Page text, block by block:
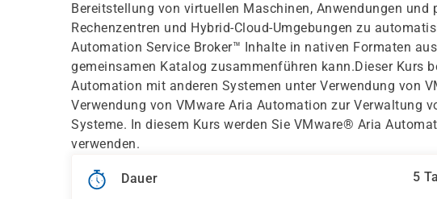
Bereitstellung von virtuellen Maschinen, Anwendungen und
Rechenzentren und Hybrid-Cloud-Umgebungen zu
Automation Service Broker™ Inhalte in nativen Formaten
gemeinsamen Katalog zusammenführen kann.Dieser Kurs
Automation mit anderen Systemen unter Verwendung von
Verwendung von VMware Aria Automation zur Verwaltung
Systeme. In diesem Kurs werden Sie VMware® Aria
verwenden.
Dauer 5
Datenschutzhinweis